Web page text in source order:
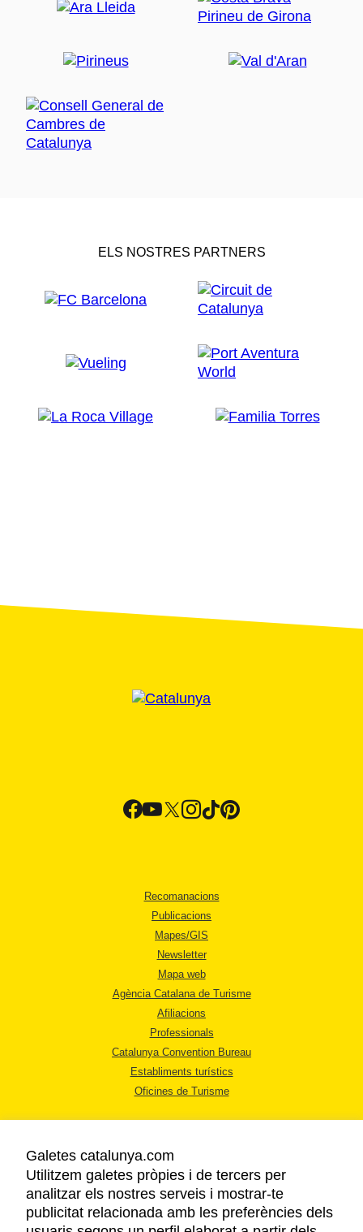
ELS NOSTRES PARTNERS
Recomanacions
Publicacions
Mapes/GIS
Newsletter
Mapa web
Agència Catalana de Turisme
Afiliacions
Professionals
Catalunya Convention Bureau
Establiments turístics
Oficines de Turisme
AVÍS LEGAL
POLÍTICA DE PRIVACITAT
Galetes catalunya.com
Utilitzem galetes pròpies i de tercers per
analitzar els nostres serveis i mostrar-te
publicitat relacionada amb les preferències dels